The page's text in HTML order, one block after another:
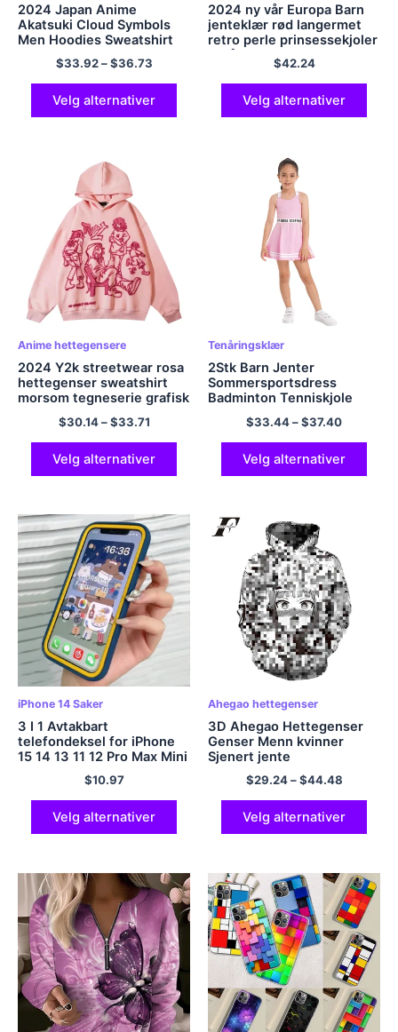
2024 Japan Anime
Akatsuki Cloud Symbols
Men Hoodies Sweatshirt
Streetwear Hoodie Men
Women Overdize
Sweatshirt Pullover Hoody
$33.92–$36.73
Velg alternativer
2024 ny vår Europa Barn
jenteklær rød langermet
retro perle prinsessekjoler
tenåring blonder pleuche 6
8 9 10 11 12 år
$42.24
Velg alternativer
Anime hettegensere
2024 Y2k streetwear rosa
hettegenser sweatshirt
morsom tegneserie grafisk
hettegenser høst harajuku
anime hette pullover hip
hop hipster
$30.14–$33.71
Velg alternativer
Tenåringsklær
2Stk Barn Jenter
Sommersportsdress
Badminton Tenniskjole
Uformell Ermeløse
bokstaver Trykk A-linje
kjole Shortssett for
treningsløping
$33.44–$37.40
Velg alternativer
iPhone 14 Saker
3 I 1 Avtakbart
telefondeksel for iPhone
15 14 13 11 12 Pro Max Mini
XR XS Max X 7 8 15 Mer SE
2020 Flytende
silikondeksel
$10.97
Velg alternativer
Ahegao hettegenser
3D Ahegao Hettegenser
Genser Menn kvinner
Sjenert jente
Ansiktsgenser Japan
Anime Sexy Streetwear
Harajuku Oversized
glidelåsjakker
$29.24–$44.48
Velg alternativer